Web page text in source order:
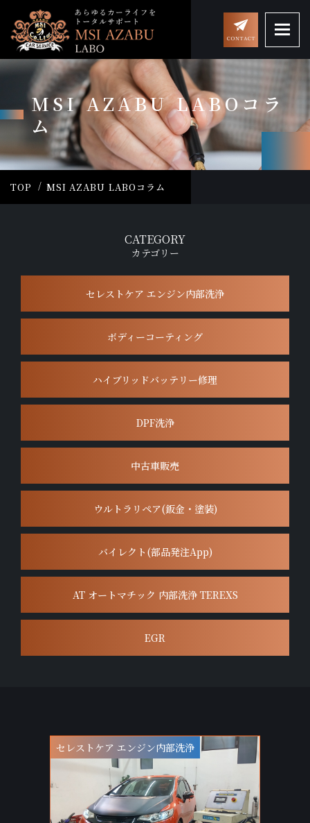
MSI AZABU LABOコラ
ム
TOP MSI AZABU LABOコラム
CATEGORY
カテゴリー
セレストケア エンジン内部洗浄
ボディーコーティング
ハイブリッドバッテリー修理
DPF洗浄
中古車販売
ウルトラリペア(鈑金・塗装)
バイレクト(部品発注App)
AT オートマチック 内部洗浄 TEREXS
EGR
セレストケア エンジン内部洗浄